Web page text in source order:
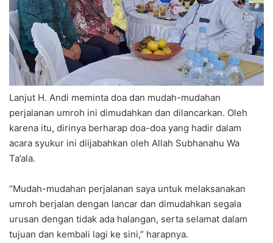
Lanjut H. Andi meminta doa dan mudah-mudahan
perjalanan umroh ini dimudahkan dan dilancarkan. Oleh
karena itu, dirinya berharap doa-doa yang hadir dalam
acara syukur ini diijabahkan oleh Allah Subhanahu Wa
Ta’ala.
“Mudah-mudahan perjalanan saya untuk melaksanakan
umroh berjalan dengan lancar dan dimudahkan segala
urusan dengan tidak ada halangan, serta selamat dalam
tujuan dan kembali lagi ke sini,” harapnya.